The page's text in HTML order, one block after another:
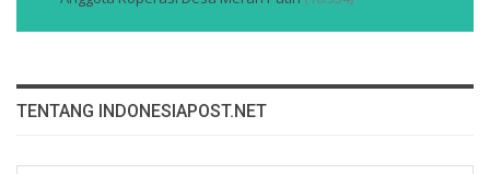
TENTANG INDONESIAPOST.NET